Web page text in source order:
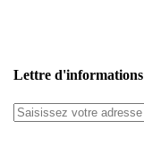
Lettre d'informations